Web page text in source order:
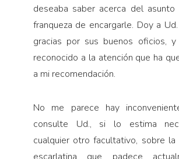
deseaba saber acerca del
franqueza de encargarle. Doy a
gracias por sus buenos oficios,
reconocido a la atención que ha
a mi recomendación.
No me parece hay
consulte Ud., si lo estima
cualquier otro facul­tativo, sobre la